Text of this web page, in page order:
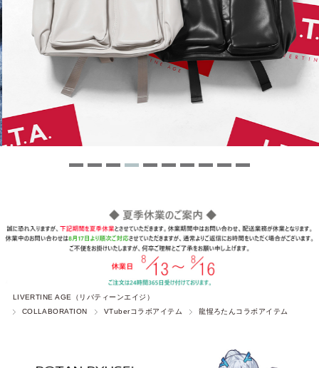
LIVERTINE AGE（リバティーンエイジ）
COLLABORATION
VTuberコラボアイテム 龍惺ろたんコラボアイテム